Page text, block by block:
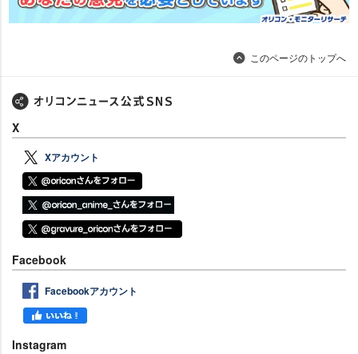
このページのトップへ
X
Xアカウント
Facebook
Facebookアカウント
Instagram